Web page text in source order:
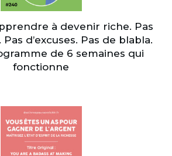
à devenir riche. Pas
d’excuses. Pas de blabla.
de 6 semaines qui
fonctionne